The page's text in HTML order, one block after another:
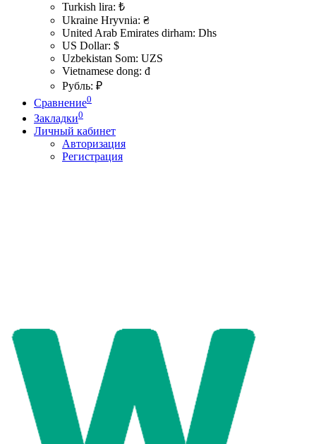
Turkish lira: ₺
Ukraine Hryvnia: ₴
United Arab Emirates dirham: Dhs
US Dollar: $
Uzbekistan Som: UZS
Vietnamese dong: đ
Рубль: ₽
Сравнение0
Закладки0
Личный кабинет
Авторизация
Регистрация